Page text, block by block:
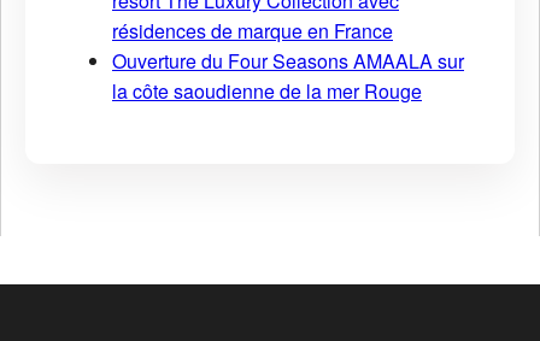
résidences de marque en France
Ouverture du Four Seasons AMAALA sur
la côte saoudienne de la mer Rouge